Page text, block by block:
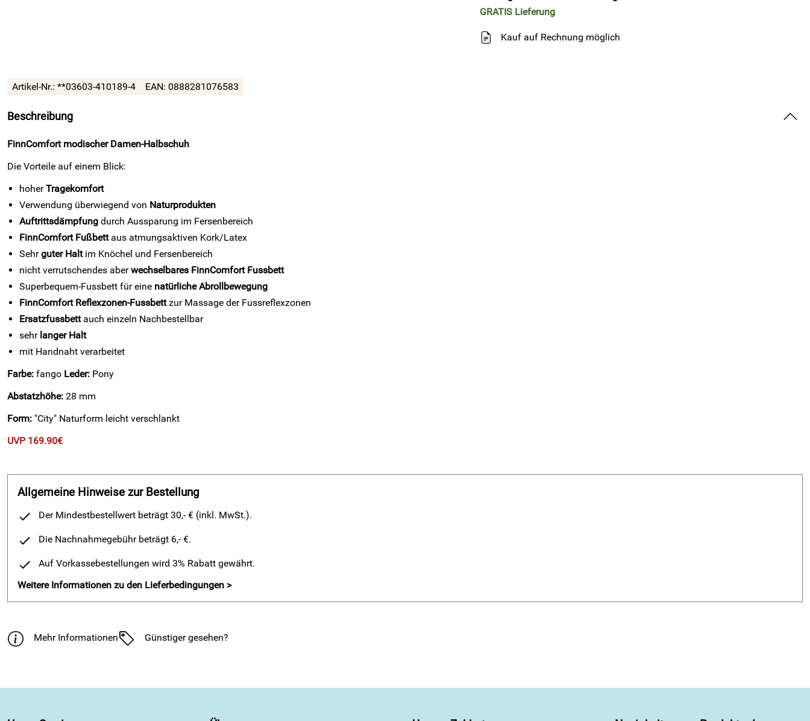
GRATIS Lieferung
Kauf auf Rechnung möglich
Artikel-Nr.: **03603-410189-4 EAN: 0888281076583
Beschreibung
FinnComfort modischer Damen-Halbschuh
Die Vorteile auf einem Blick:
hoherTragekomfort
Verwendung überwiegend von Naturprodukten
Auftrittsdämpfung durch Aussparung im Fersenbereich
FinnComfort Fußbettaus atmungsaktiven Kork/Latex
Sehrguter Haltim Knöchel und Fersenbereich
nicht verrutschendes aberwechselbares FinnComfort Fussbett
Superbequem-Fussbett für eine natürliche Abrollbewegung
FinnComfort Reflexzonen-Fussbettzur Massage der Fussreflexzonen
Ersatzfussbett auch einzeln Nachbestellbar
sehr langer Halt
mit Handnaht verarbeitet
Farbe: fango Leder: Pony
Abstatzhöhe: 28 mm
Form: "City" Naturform leicht verschlankt
UVP 169.90€
Allgemeine Hinweise zur Bestellung
Der Mindestbestellwert beträgt 30,- € (inkl. MwSt.).
Die Nachnahmegebühr beträgt 6,- €.
Auf Vorkassebestellungen wird 3% Rabatt gewährt.
Weitere Informationen zu den Lieferbedingungen >
Mehr Informationen Günstiger gesehen?